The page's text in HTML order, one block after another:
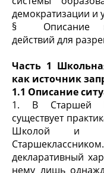
демократизации и
§ Описание
действий для
Часть 1
как источник
1.1 Описание
1. В Старшей
существует
Школой и
декларативный
нему лишь